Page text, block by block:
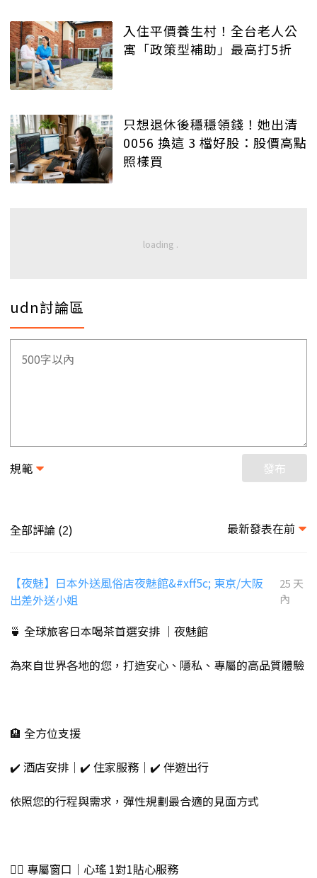
入住平價養生村！全台老人公
寓「政策型補助」最高打5折
只想退休後穩穩領錢！她出清
0056 換這 3 檔好股：股價高點
照樣買
udn討論區
規範 發布
全部評論 (2) 最新發表在前
【夜魅】日本外送風俗店夜魅館&#xff5c; 東京/大阪
出差外送小姐
25 天
內
🍵 全球旅客日本喝茶首選安排 ｜夜魅館
為來自世界各地的您，打造安心、隱私、專屬的高品質體驗
🏨 全方位支援
✔️ 酒店安排｜✔️ 住家服務｜✔️ 伴遊出行
依照您的行程與需求，彈性規劃最合適的見面方式
💁‍♀️ 專屬窗口｜心瑤 1對1貼心服務